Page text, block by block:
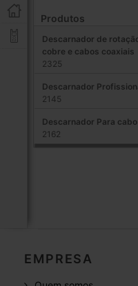
Produtos
Descarnador de
cobre e cabos coaxiais
2325
Descarnador
2145
Descarnador Para
2162
EMPRESA